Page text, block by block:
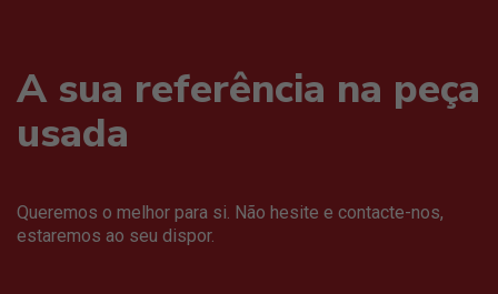
A sua referência na peça
usada
Queremos o melhor para si. Não hesite e contacte-nos,
estaremos ao seu dispor.